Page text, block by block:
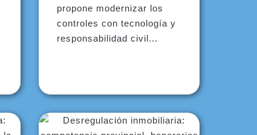
propone modernizar los
controles con tecnología y
responsabilidad civil...